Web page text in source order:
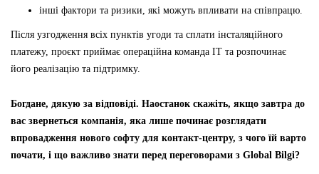
інші фактори та ризики, які можуть впливати на співпрацю.
Після узгодження всіх пунктів угоди та сплати інсталяційного
платежу, проєкт приймає операційна команда ІТ та розпочинає
його реалізацію та підтримку.
Богдане, дякую за відповіді. Наостанок скажіть, якщо завтра до
вас звернеться компанія, яка лише починає розглядати
впровадження нового софту для контакт-центру, з чого їй варто
почати, і що важливо знати перед переговорами з Global Bilgi?